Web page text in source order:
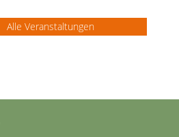
Alle Veranstaltungen